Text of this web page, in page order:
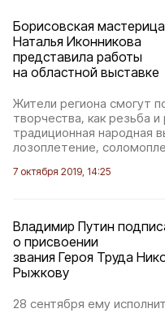
Борисовская мастерица
Наталья Иконникова
представила работы
на областной выставке
Жители региона смогут
творчества, как резьба
традиционная народная
лозоплетение,
7 октября 2019, 14:25
Владимир Путин
о присвоении
звания Героя Труда
Рыжкову
28 сентября ему